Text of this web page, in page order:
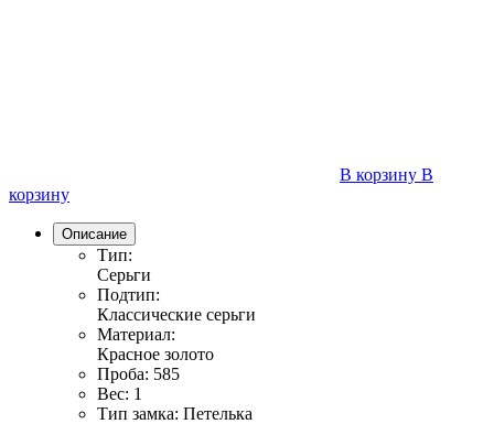
В корзину В
корзину
Описание
Тип:
Серьги
Подтип:
Классические серьги
Материал:
Красное золото
Проба: 585
Вес: 1
Тип замка: Петелька